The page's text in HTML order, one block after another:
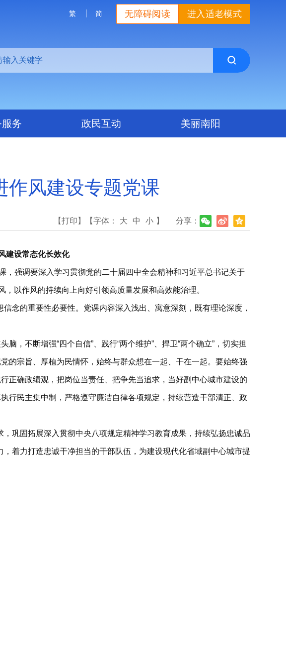
进入适老模式
无障碍阅读
繁 简
务 政民互动 美丽南阳
作风建设专题党课
分享：
【打印】 【字体： 大 中 小 】
建设常态化长效化
，强调要深入学习贯彻党的二十届四中全会精神和习近平总书记关于
，以作风的持续向上向好引领高质量发展和高效能治理。
念的重要性必要性。党课内容深入浅出、寓意深刻，既有理论深度，
，不断增强“四个自信”、践行“两个维护”、捍卫“两个确立”，切实担
的宗旨、厚植为民情怀，始终与群众想在一起、干在一起。要始终强
正确政绩观，把岗位当责任、把争先当追求，当好副中心城市建设的
行民主集中制，严格遵守廉洁自律各项规定，持续营造干部清正、政
巩固拓展深入贯彻中央八项规定精神学习教育成果，持续弘扬忠诚品
着力打造忠诚干净担当的干部队伍，为建设现代化省域副中心城市提